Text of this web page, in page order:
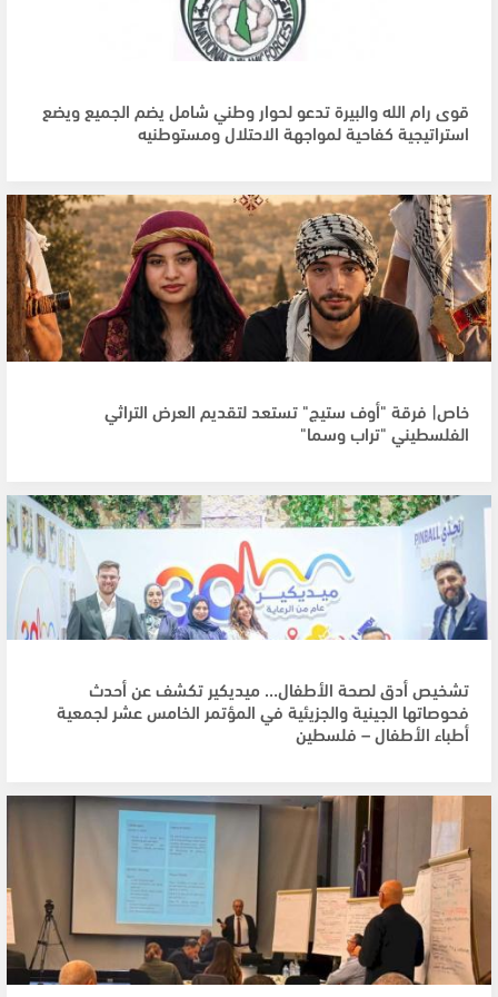
قوى رام الله والبيرة تدعو لحوار وطني شامل يضم الجميع ويضع
استراتيجية كفاحية لمواجهة الاحتلال ومستوطنيه
خاص| فرقة "أوف ستيج" تستعد لتقديم العرض التراثي
الفلسطيني "تراب وسما"
تشخيص أدق لصحة الأطفال… ميديكير تكشف عن أحدث
فحوصاتها الجينية والجزيئية في المؤتمر الخامس عشر لجمعية
أطباء الأطفال – فلسطين